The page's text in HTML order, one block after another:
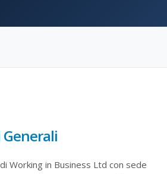
Working in Business Ltd con sede